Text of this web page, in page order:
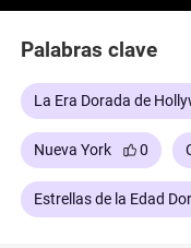
Palabras clave
La Era Dorada de
Nueva York 0
Estrellas de la Edad